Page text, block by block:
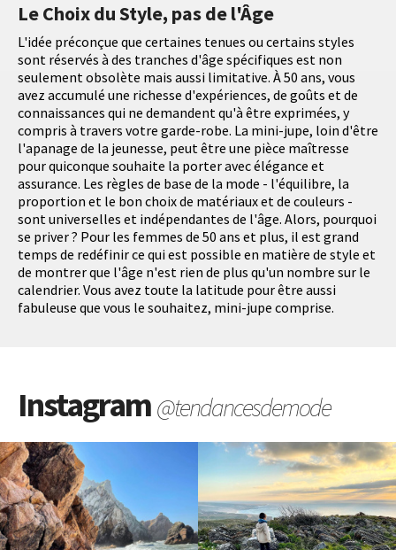
Le Choix du Style, pas de l'Âge
L'idée préconçue que certaines tenues ou certains styles
sont réservés à des tranches d'âge spécifiques est non
seulement obsolète mais aussi limitative. À 50 ans, vous
avez accumulé une richesse d'expériences, de goûts et de
connaissances qui ne demandent qu'à être exprimées, y
compris à travers votre garde-robe. La mini-jupe, loin d'être
l'apanage de la jeunesse, peut être une pièce maîtresse
pour quiconque souhaite la porter avec élégance et
assurance. Les règles de base de la mode - l'équilibre, la
proportion et le bon choix de matériaux et de couleurs -
sont universelles et indépendantes de l'âge. Alors, pourquoi
se priver ? Pour les femmes de 50 ans et plus, il est grand
temps de redéfinir ce qui est possible en matière de style et
de montrer que l'âge n'est rien de plus qu'un nombre sur le
calendrier. Vous avez toute la latitude pour être aussi
fabuleuse que vous le souhaitez, mini-jupe comprise.
Instagram@tendancesdemode